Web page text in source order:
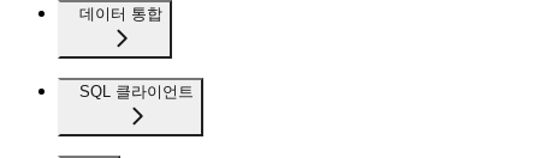
데이터 통합
SQL 클라이언트